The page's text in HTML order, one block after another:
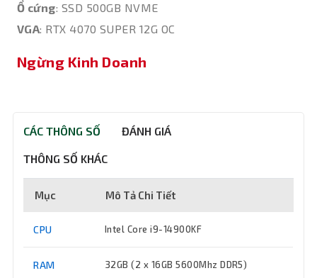
Ổ cứng: SSD 500GB NVME
VGA: RTX 4070 SUPER 12G OC
Ngừng Kinh Doanh
CÁC THÔNG SỐ ĐÁNH GIÁ
THÔNG SỐ KHÁC
Mục Mô Tả Chi Tiết
CPU Intel Core i9-14900KF
RAM 32GB (2 x 16GB 5600Mhz DDR5)